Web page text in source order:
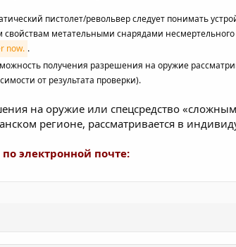
пистолет/револьвер следует понимать
метательными снарядами несмертельного
now. .
получения разрешения на оружие
от результата проверки).
на оружие или спецсредство
регионе, рассматривается в
электронной почте: